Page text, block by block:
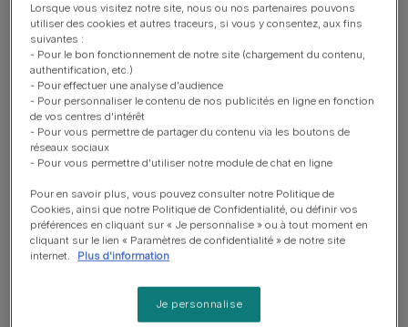
GOURMET™ Chat Soupes
GOURMET™ Soup' Royale au Saumon, au
Cabillaud ou au Carrelet, garni de légumes
et de pâtes ou de riz
Rédiger un avis
A offrir à tout moment, pour encore plus d’instants
divins.
dans un délicieux bouillon.
Lorsque vous visitez notre site, nous ou nos partenaires pouvons
utiliser des cookies et autres traceurs, si vous y consentez, aux fins
suivantes :
- Pour le bon fonctionnement de notre site (chargement du contenu,
authentification, etc.)
- Pour effectuer une analyse d'audience
- Pour personnaliser le contenu de nos publicités en ligne en fonction
de vos centres d'intérêt
- Pour vous permettre de partager du contenu via les boutons de
réseaux sociaux
- Pour vous permettre d'utiliser notre module de chat en ligne
Pour en savoir plus, vous pouvez consulter notre Politique de
Cookies, ainsi que notre Politique de Confidentialité, ou définir vos
préférences en cliquant sur « Je personnalise » ou à tout moment en
cliquant sur le lien « Paramètres de confidentialité » de notre site
internet.
Plus d'information
Je personnalise